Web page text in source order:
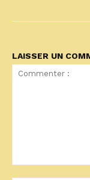
LAISSER UN